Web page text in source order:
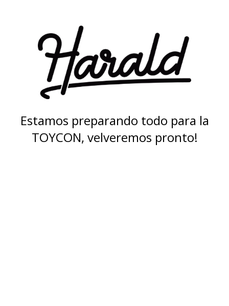
Estamos preparando todo para la
TOYCON, velveremos pronto!